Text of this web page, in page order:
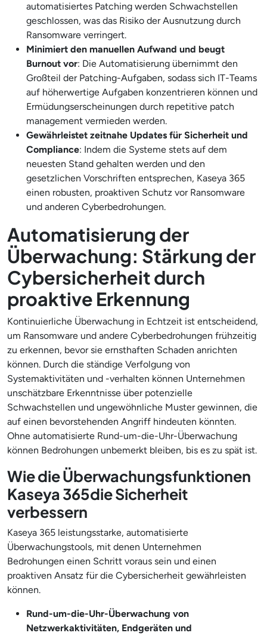
automatisiertes Patching werden Schwachstellen
geschlossen, was das Risiko der Ausnutzung durch
Ransomware verringert.
Minimiert den manuellen Aufwand und beugt
Burnout vor: Die Automatisierung übernimmt den
Großteil der Patching-Aufgaben, sodass sich IT-Teams
auf höherwertige Aufgaben konzentrieren können und
Ermüdungserscheinungen durch repetitive patch
management vermieden werden.
Gewährleistet zeitnahe Updates für Sicherheit und
Compliance: Indem die Systeme stets auf dem
neuesten Stand gehalten werden und den
gesetzlichen Vorschriften entsprechen, Kaseya 365
einen robusten, proaktiven Schutz vor Ransomware
und anderen Cyberbedrohungen.
Automatisierung der
Überwachung: Stärkung der
Cybersicherheit durch
proaktive Erkennung
Kontinuierliche Überwachung in Echtzeit ist entscheidend,
um Ransomware und andere Cyberbedrohungen frühzeitig
zu erkennen, bevor sie ernsthaften Schaden anrichten
können. Durch die ständige Verfolgung von
Systemaktivitäten und -verhalten können Unternehmen
unschätzbare Erkenntnisse über potenzielle
Schwachstellen und ungewöhnliche Muster gewinnen, die
auf einen bevorstehenden Angriff hindeuten könnten.
Ohne automatisierte Rund-um-die-Uhr-Überwachung
können Bedrohungen unbemerkt bleiben, bis es zu spät ist.
Wie die Überwachungsfunktionen
Kaseya 365die Sicherheit
verbessern
Kaseya 365 leistungsstarke, automatisierte
Überwachungstools, mit denen Unternehmen
Bedrohungen einen Schritt voraus sein und einen
proaktiven Ansatz für die Cybersicherheit gewährleisten
können.
Rund-um-die-Uhr-Überwachung von
Netzwerkaktivitäten, Endgeräten und